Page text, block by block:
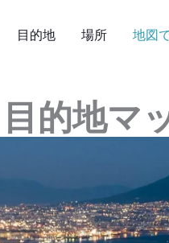
目的地 場所 地図
目的地マ